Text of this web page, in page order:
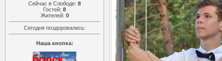
Сейчас в Слободе: 8
Гостей: 8
Жителей: 0
Сегодня поздоровались:
Наша кнопка: